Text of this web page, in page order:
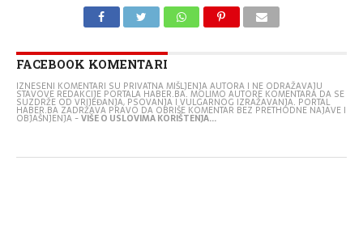
FACEBOOK KOMENTARI
IZNESENI KOMENTARI SU PRIVATNA MIŠLJENJA AUTORA I NE ODRAŽAVAJU
STAVOVE REDAKCIJE PORTALA HABER.BA. MOLIMO AUTORE KOMENTARA DA SE
SUZDRŽE OD VRIJEĐANJA, PSOVANJA I VULGARNOG IZRAŽAVANJA. PORTAL
HABER.BA ZADRŽAVA PRAVO DA OBRIŠE KOMENTAR BEZ PRETHODNE NAJAVE I
OBJAŠNJENJA -VIŠE O USLOVIMA KORIŠTENJA...